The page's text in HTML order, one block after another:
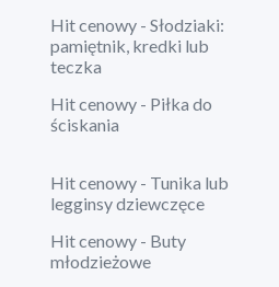
Hit cenowy - Słodziaki:
pamiętnik, kredki lub
teczka
Hit cenowy - Piłka do
ściskania
Hit cenowy - Tunika lub
legginsy dziewczęce
Hit cenowy - Buty
młodzieżowe